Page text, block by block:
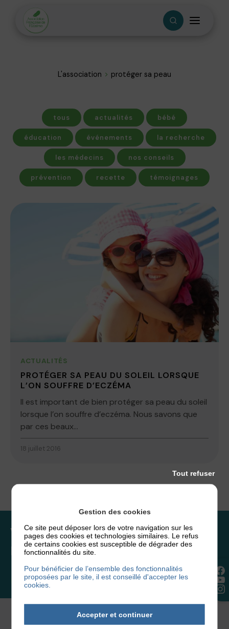
L'association protéger sa peau
tous actualités bébé
éducation événements la recherche
les médecins nos conseils
prévention recette témoignages
ACTUALITÉS
PROTÉGER SA PEAU DU SOLEIL LORSQUE
L’ON SOUFFRE D’ECZÉMA
Il est important de bien protéger sa peau du soleil
lorsque l’on souffre d’eczéma. Nous savons que
par ces beaux...
18 juillet 2016
Vous souhaitez rejoindre
l’association ou faire un don ?
NOUS REJOINDRE
Gestion des cookies
Ce site peut déposer lors de votre navigation sur les
pages des cookies et technologies similaires. Le refus
de certains cookies est susceptible de dégrader des
fonctionnalités du site.
Pour bénéficier de l’ensemble des fonctionnalités
proposées par le site, il est conseillé d'accepter les
cookies.
Accepter et continuer
Tout refuser